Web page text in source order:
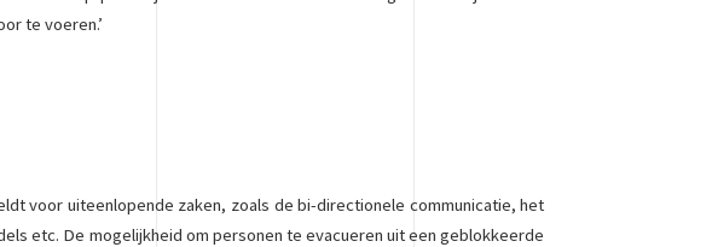
te voeren.’
voor uiteenlopende zaken, zoals de bi-directionele communicatie, het
etc. De mogelijkheid om personen te evacueren uit een geblokkeerde